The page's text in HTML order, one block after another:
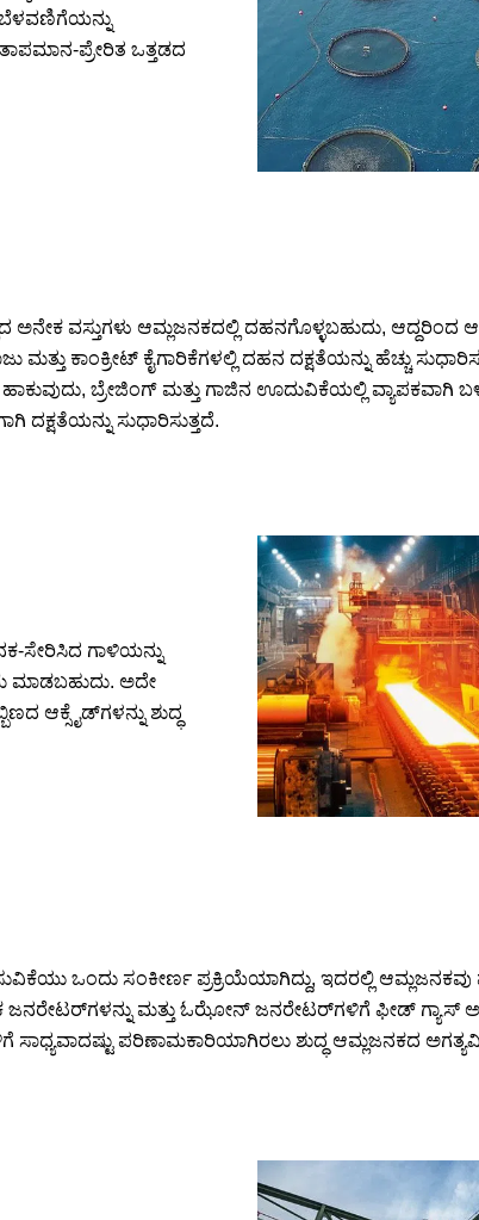
ಬೆಳವಣಿಗೆಯನ್ನು
ಪ್ರೇರಿತ ಒತ್ತಡದ
ಅನೇಕ ವಸ್ತುಗಳು ಆಮ್ಲಜನಕದಲ್ಲಿ ದಹನಗೊಳ್ಳಬಹುದು, ಆದ್ದರಿಂದ
ಮತ್ತು ಕಾಂಕ್ರೀಟ್ ಕೈಗಾರಿಕೆಗಳಲ್ಲಿ ದಹನ ದಕ್ಷತೆಯನ್ನು ಹೆಚ್ಚು
ಹಾಕುವುದು, ಬ್ರೇಜಿಂಗ್ ಮತ್ತು ಗಾಜಿನ ಊದುವಿಕೆಯಲ್ಲಿ ವ್ಯಾಪಕವಾಗಿ
ದಕ್ಷತೆಯನ್ನು ಸುಧಾರಿಸುತ್ತದೆ.
ಸೇರಿಸಿದ ಗಾಳಿಯನ್ನು
ಮಾಡಬಹುದು. ಅದೇ
ಆಕ್ಸೈಡ್‌ಗಳನ್ನು ಶುದ್ಧ
ಒಂದು ಸಂಕೀರ್ಣ ಪ್ರಕ್ರಿಯೆಯಾಗಿದ್ದು, ಇದರಲ್ಲಿ ಆಮ್ಲಜನಕವು
ಜನರೇಟರ್‌ಗಳನ್ನು ಮತ್ತು ಓಝೋನ್ ಜನರೇಟರ್‌ಗಳಿಗೆ ಫೀಡ್ ಗ್ಯಾಸ್
ಪರಿಣಾಮಕಾರಿಯಾಗಿರಲು ಶುದ್ಧ ಆಮ್ಲಜನಕದ